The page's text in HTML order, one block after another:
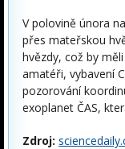
V polovině února
přes mateřskou
hvězdy, což by
amatéři, vybavení
pozorování
exoplanet ČAS,
Zdroj: